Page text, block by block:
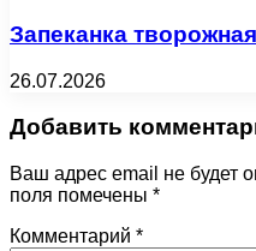
Запеканка
26.07.2026
Добавить
Ваш адрес email не будет
поля помечены *
Комментарий *